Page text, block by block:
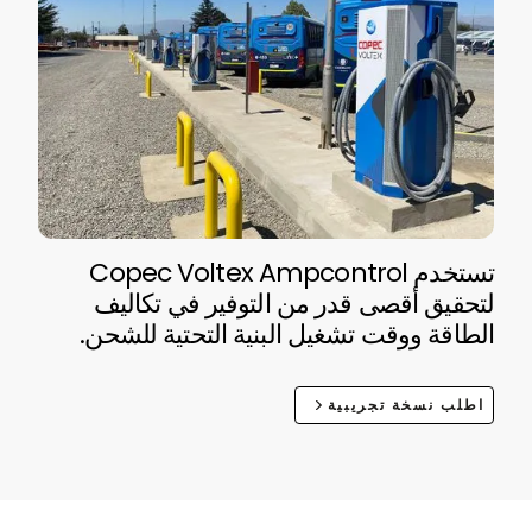
تستخدم Copec Voltex Ampcontrol
لتحقيق أقصى قدر من التوفير في تكاليف
الطاقة ووقت تشغيل البنية التحتية للشحن.
اطلب نسخة تجريبية